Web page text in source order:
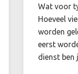
Wat voor
Hoeveel
worden
eerst
dienst ben